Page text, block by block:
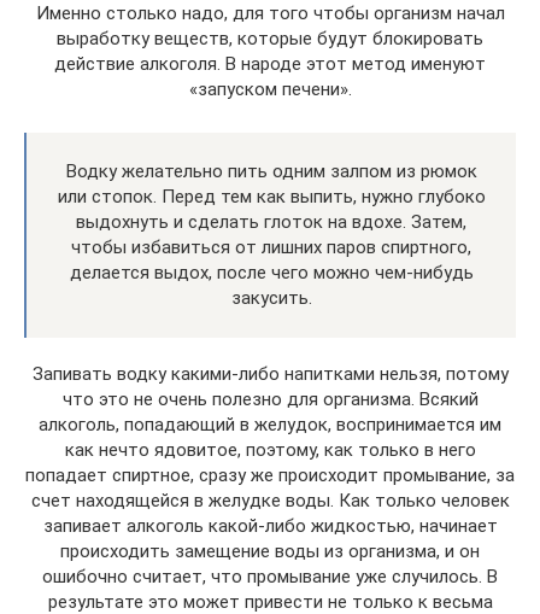
Именно столько надо, для того чтобы организм начал
выработку веществ, которые будут блокировать
действие алкоголя. В народе этот метод именуют
«запуском печени».
Водку желательно пить одним залпом из рюмок
или стопок. Перед тем как выпить, нужно глубоко
выдохнуть и сделать глоток на вдохе. Затем,
чтобы избавиться от лишних паров спиртного,
делается выдох, после чего можно чем-нибудь
закусить.
Запивать водку какими-либо напитками нельзя, потому
что это не очень полезно для организма. Всякий
алкоголь, попадающий в желудок, воспринимается им
как нечто ядовитое, поэтому, как только в него
попадает спиртное, сразу же происходит промывание, за
счет находящейся в желудке воды. Как только человек
запивает алкоголь какой-либо жидкостью, начинает
происходить замещение воды из организма, и он
ошибочно считает, что промывание уже случилось. В
результате это может привести не только к весьма